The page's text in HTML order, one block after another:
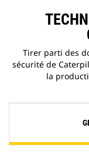
Tirer parti des
sécurité de
la